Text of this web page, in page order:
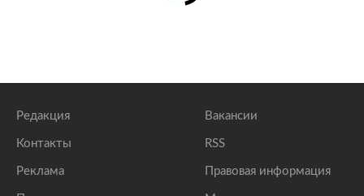
Редакция
Контакты
Реклама
Вакансии
RSS
Правовая информация